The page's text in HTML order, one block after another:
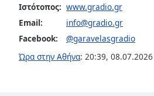
subtitles
settings
opens
subtitles
settings
Ιστότοπος: www.gradio.gr
Email:
info@gradio.gr
Facebook:
@garavelasgradio
Ώρα στην Αθήνα: 20:39, 08.07.2026